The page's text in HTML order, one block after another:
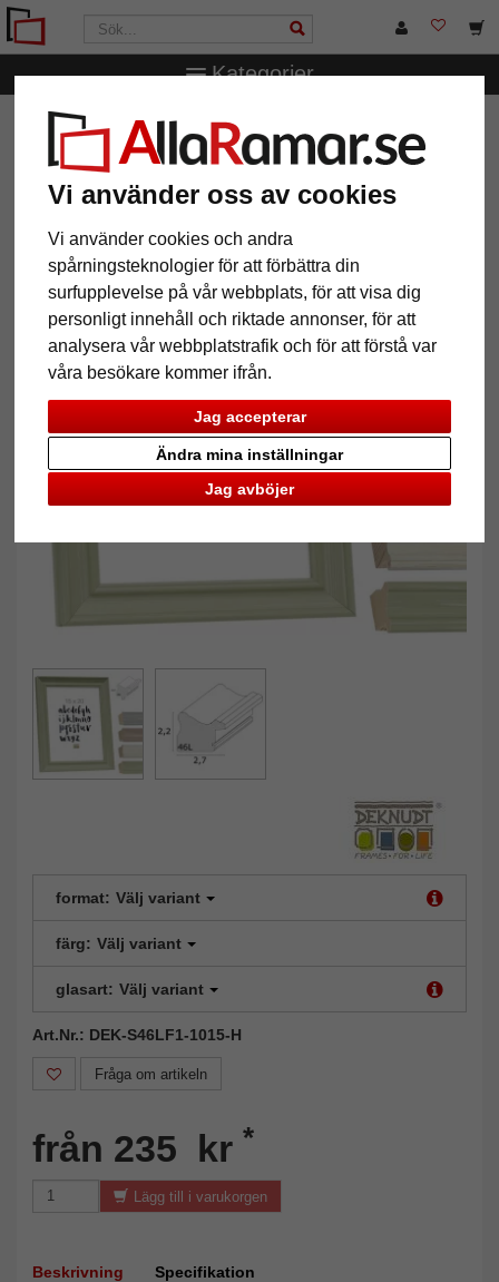
Vi använder oss av cookies
Vi använder cookies och andra
spårningsteknologier för att förbättra din
surfupplevelse på vår webbplats, för att visa dig
personligt innehåll och riktade annonser, för att
analysera vår webbplatstrafik och för att förstå var
våra besökare kommer ifrån.
Jag accepterar
Jag avböjer
Ändra mina inställningar
Kategorier
AllaRamar.se Ramstorlek
Träram Werner
Tillbaka
format: Välj variant
färg: Välj variant
glasart: Välj variant
Art.Nr.: DEK-S46LF1-1015-H
Fråga om artikeln
från 235 kr *
Lägg till i varukorgen
Beskrivning Specifikation